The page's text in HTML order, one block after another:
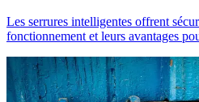
Les serrures intelligentes offrent
fonctionnement et leurs avantages